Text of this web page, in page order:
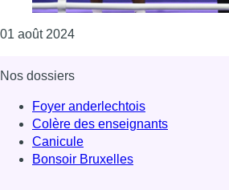
01 août 2024Consulter l'article "JO
Nos dossiers
Foyer anderlechtois
Colère des enseignants
Canicule
Bonsoir Bruxelles